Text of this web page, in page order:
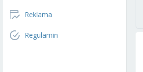
Reklama
Regulamin